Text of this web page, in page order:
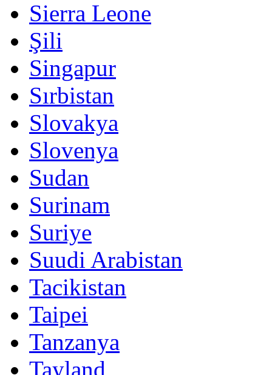
Sierra Leone
Şili
Singapur
Sırbistan
Slovakya
Slovenya
Sudan
Surinam
Suriye
Suudi Arabistan
Tacikistan
Taipei
Tanzanya
Tayland